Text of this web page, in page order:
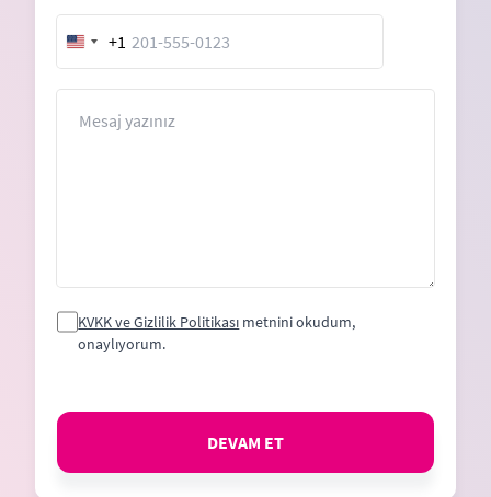
United
States
+1
KVKK ve Gizlilik Politikası metnini okudum,
onaylıyorum.
DEVAM ET